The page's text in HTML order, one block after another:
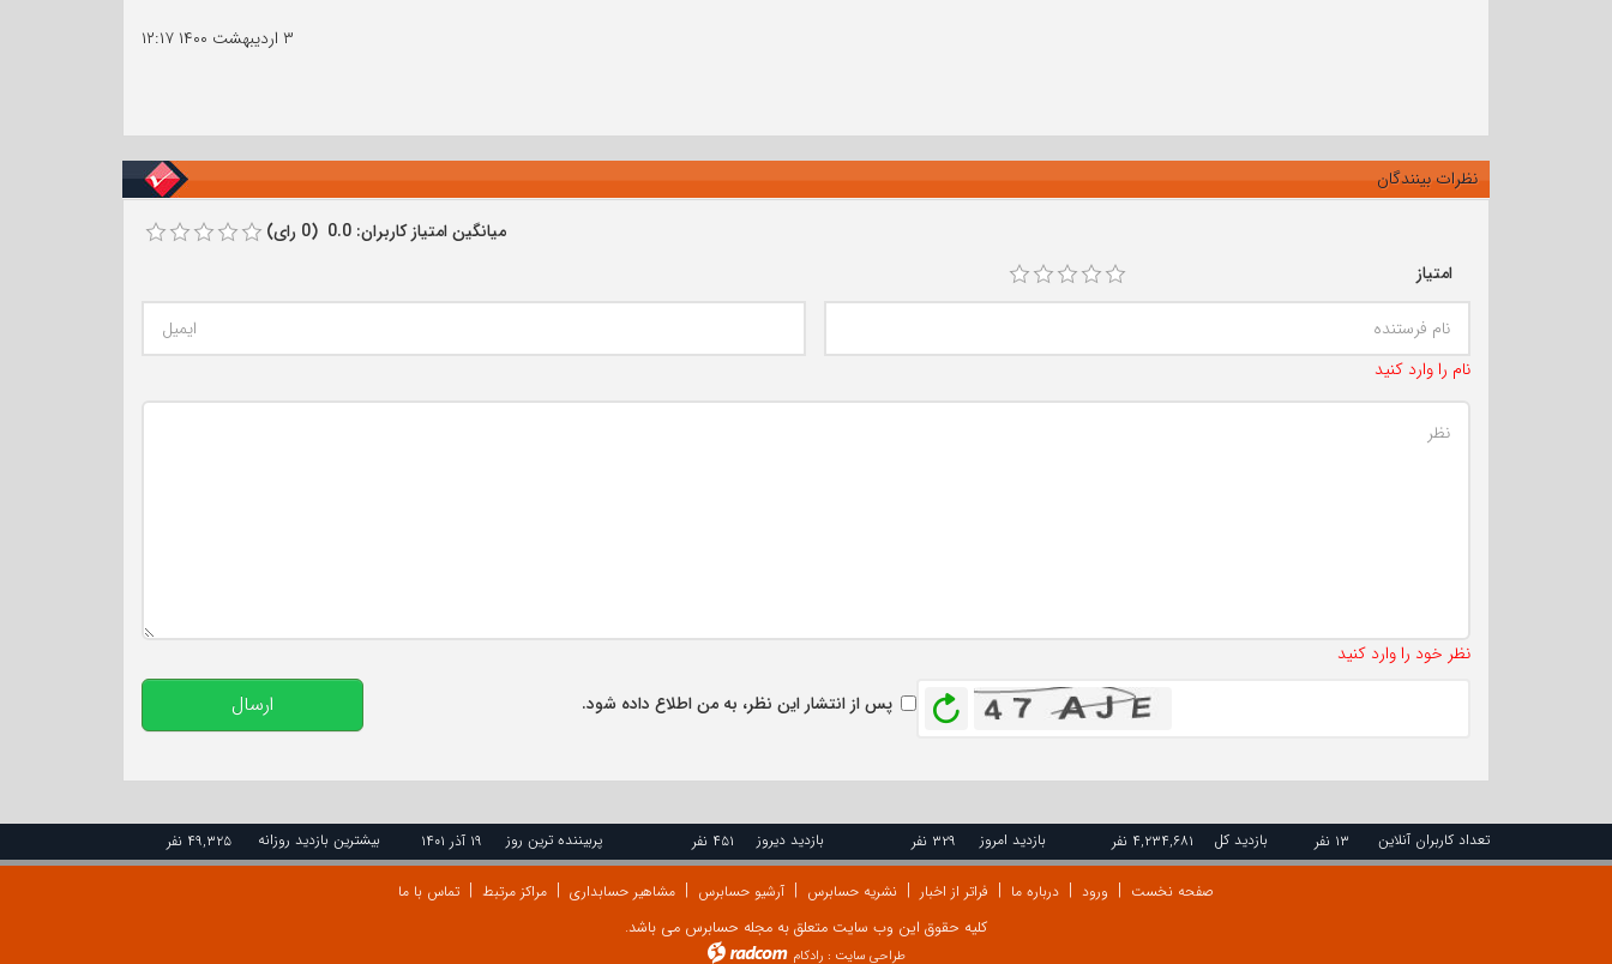
۳ اردیبهشت ۱۴۰۰
۱۲:۱۷
نظرات بینندگان
میانگین امتیاز کاربران: 0.0 (0 رای)
امتیاز
نام را وارد کنید
نظر خود را وارد کنید
بازخوانیپس از انتشار این نظر، به من اطلاع داده شود. ارسال
تعداد کاربران آنلاین ۱۳ نفر بازدید کل ۴,۲۳۴,۶۸۱ نفر بازدید امروز ۳۲۹ نفر بازدید دیروز ۴۵۱ نفر پربیننده ترین روز ۱۹ آذر ۱۴۰۱ بیشترین بازدید روزانه ۴۹,۳۲۵ نفر
صفحه نخست ورود درباره ما فراتر از اخبار نشریه حسابرس آرشیو حسابرس مشاهیر حسابداری مراکز مرتبط تماس با ما
کلیه حقوق این وب سایت متعلق به مجله حسابرس می باشد.
طراحی سایت : رادکام radcom